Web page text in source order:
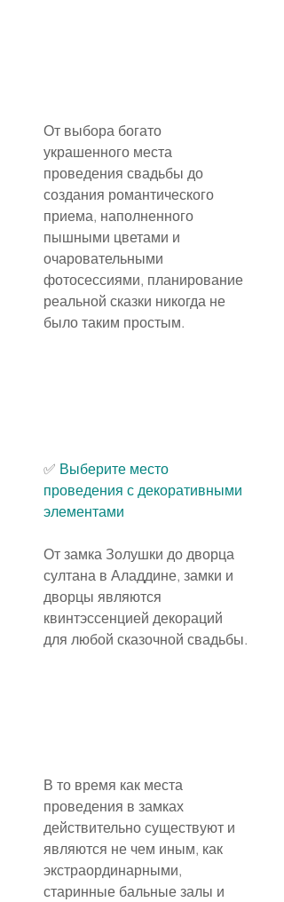
От выбора богато
украшенного места
проведения свадьбы до
создания романтического
приема, наполненного
пышными цветами и
очаровательными
фотосессиями, планирование
реальной сказки никогда не
было таким простым.
✅ Выберите место
проведения с декоративными
элементами
От замка Золушки до дворца
султана в Аладдине, замки и
дворцы являются
квинтэссенцией декораций
для любой сказочной свадьбы.
В то время как места
проведения в замках
действительно существуют и
являются не чем иным, как
экстраординарными,
старинные бальные залы и